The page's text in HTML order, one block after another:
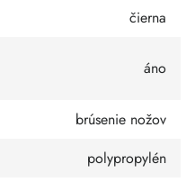
čierna
áno
brúsenie nožov
polypropylén